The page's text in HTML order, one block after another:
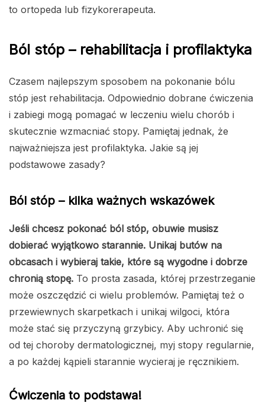
to ortopeda lub fizykorerapeuta.
Ból stóp – rehabilitacja i profilaktyka
Czasem najlepszym sposobem na pokonanie bólu
stóp jest rehabilitacja. Odpowiednio dobrane ćwiczenia
i zabiegi mogą pomagać w leczeniu wielu chorób i
skutecznie wzmacniać stopy. Pamiętaj jednak, że
najważniejsza jest profilaktyka. Jakie są jej
podstawowe zasady?
Ból stóp – kilka ważnych wskazówek
Jeśli chcesz pokonać ból stóp, obuwie musisz
dobierać wyjątkowo starannie. Unikaj butów na
obcasach i wybieraj takie, które są wygodne i dobrze
chronią stopę. To prosta zasada, której przestrzeganie
może oszczędzić ci wielu problemów. Pamiętaj też o
przewiewnych skarpetkach i unikaj wilgoci, która
może stać się przyczyną grzybicy. Aby uchronić się
od tej choroby dermatologicznej, myj stopy regularnie,
a po każdej kąpieli starannie wycieraj je ręcznikiem.
Ćwiczenia to podstawa!